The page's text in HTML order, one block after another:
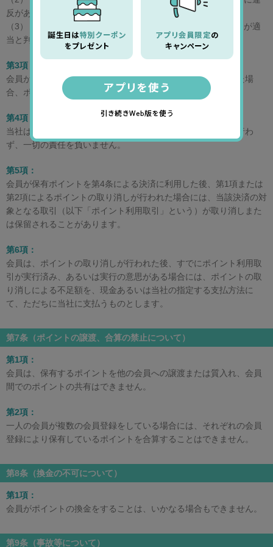
反があった場合
（3） その他当社が会員に付与されたポイントを取り消すことが適
当と判断した場合
第3項：
会員が当社が定める期間を超えて当該対象取引を行わなかった場
合、ポイントは自動的に消滅します。
第4項：
当社は、取消または消滅したポイントについて何らの補償も行わ
ず、一切の責任を負いません。
第5項：
会員が保有ポイントを第4条による決済に利用した後、第1項または
第2項によるポイントの取り消しが行われた場合には、当該決済の対
象となる取引（以下「ポイント利用取引」という）が取り消しまた
は保留されることがあります。
第6項：
会員は、ポイントの取り消しが行われた後、すでにポイント利用取
引が実行済み、あるいは実行の意思がある場合には、ポイントの取
り消しによる不足額を、現金あるいは当社の指定する支払方法に
て、ただちに当社に支払うものとします。
第7条（ポイントの譲渡、合算の禁止について）
第1項：
会員は、保有するポイントを他の会員への譲渡または質入れ、会員
間でのポイントの共有はできません。
第2項：
一人の会員が複数の会員登録をしている場合には、それぞれの会員
登録により保有しているポイントを合算することはできません。
第8条（換金の不可について）
第1項：
会員がポイントの換金をすることは、いかなる場合もできません。
第9条（事故等について）